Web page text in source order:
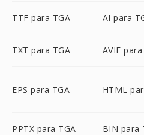
TTF para TGA AI para
TXT para TGA AVIF
EPS para TGA HTML
PPTX para TGA BIN para